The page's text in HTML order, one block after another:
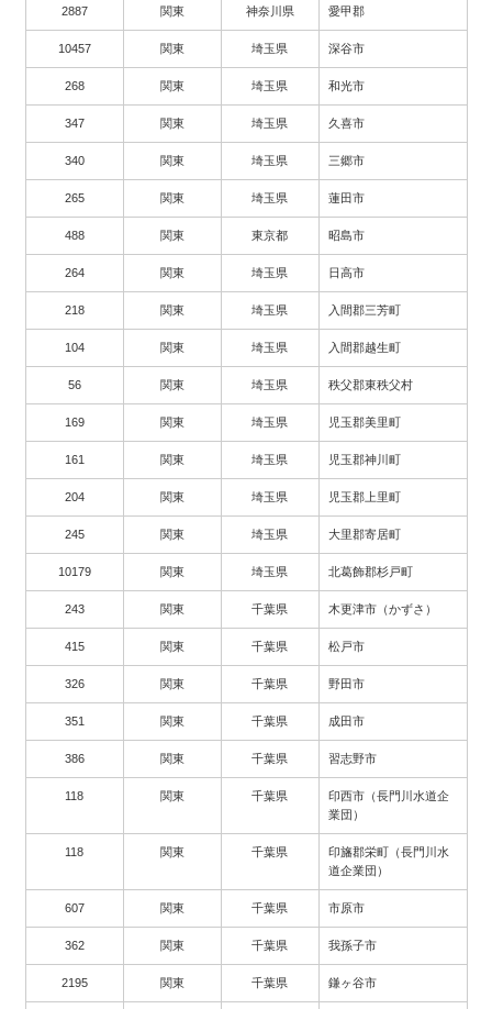
2887 関東 神奈川県 愛甲郡
10457 関東 埼玉県 深谷市
268 関東 埼玉県 和光市
347 関東 埼玉県 久喜市
340 関東 埼玉県 三郷市
265 関東 埼玉県 蓮田市
488 関東 東京都 昭島市
264 関東 埼玉県 日高市
218 関東 埼玉県 入間郡三芳町
104 関東 埼玉県 入間郡越生町
56 関東 埼玉県 秩父郡東秩父村
169 関東 埼玉県 児玉郡美里町
161 関東 埼玉県 児玉郡神川町
204 関東 埼玉県 児玉郡上里町
245 関東 埼玉県 大里郡寄居町
10179 関東 埼玉県 北葛飾郡杉戸町
243 関東 千葉県 木更津市（かずさ）
415 関東 千葉県 松戸市
326 関東 千葉県 野田市
351 関東 千葉県 成田市
386 関東 千葉県 習志野市
118 関東 千葉県
印西市（長門川水道企
業団）
118 関東 千葉県
印旛郡栄町（長門川水
道企業団）
607 関東 千葉県 市原市
362 関東 千葉県 我孫子市
2195 関東 千葉県 鎌ヶ谷市